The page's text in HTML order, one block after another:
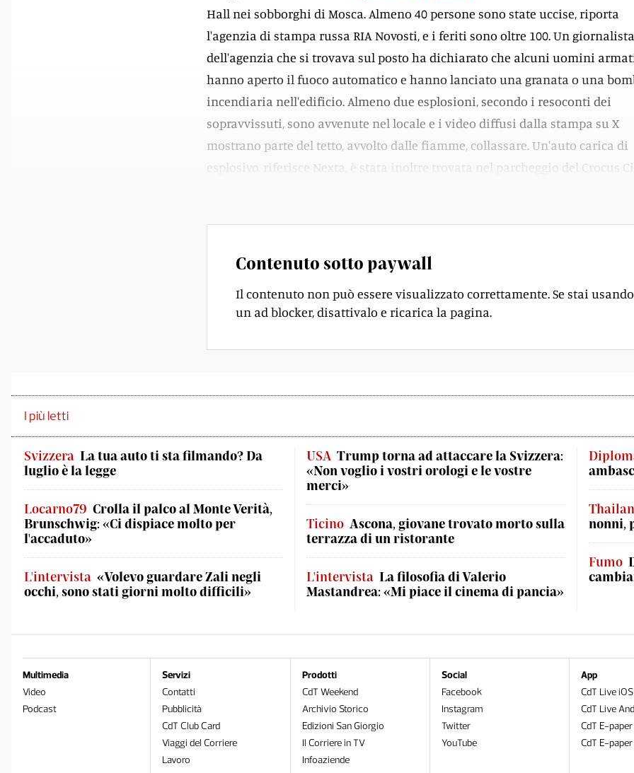
Hall nei sobborghi di Mosca. Almeno 40 persone sono state uccise, riporta
l'agenzia di stampa russa RIA Novosti, e i feriti sono oltre 100. Un giornalista
dell'agenzia che si trovava sul posto ha dichiarato che alcuni uomini
hanno aperto il fuoco automatico e hanno lanciato una granata o una
incendiaria nell'edificio. Almeno due esplosioni, secondo i resoconti dei
sopravvissuti, sono avvenute nel locale e i video diffusi dalla stampa su X
mostrano parte del tetto, avvolto dalle fiamme, collassare. Un'auto carica di
esplosivo, riferisce Nexta, è stata inoltre trovata nel parcheggio del Crocus
Contenuto sotto paywall
Il contenuto non può essere visualizzato correttamente. Se stai usando
un ad blocker, disattivalo e ricarica la pagina.
I più letti
Svizzera La tua auto ti sta filmando? Da
luglio è la legge
Locarno79 Crolla il palco al Monte Verità,
Brunschwig: «Ci dispiace molto per
l'accaduto»
L'intervista «Volevo guardare Zali negli
occhi, sono stati giorni molto difficili»
USA Trump torna ad attaccare la Svizzera:
«Non voglio i vostri orologi e le vostre
merci»
Ticino Ascona, giovane trovato morto sulla
terrazza di un ristorante
L'intervista La filosofia di Valerio
Mastandrea: «Mi piace il cinema di pancia»
nonni,
Fumo
Multimedia
Video
Podcast
Servizi
Contatti
Pubblicità
CdT Club Card
Viaggi del Corriere
Lavoro
Prodotti
CdT Weekend
Archivio Storico
Edizioni San Giorgio
Il Corriere in TV
Infoaziende
Social
Facebook
Instagram
Twitter
YouTube
App
CdT Live iOS
CdT Live
CdT E-
CdT E-